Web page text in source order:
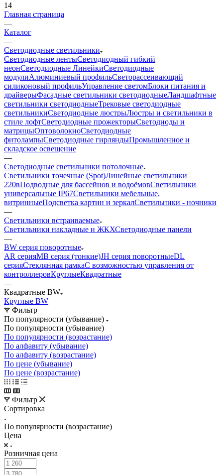
14
Главная страница
—
Каталог
—
Светодиодные светильники
Светодиодные лентыСветодиодный гибкий
неонСветодиодные ЛинейкиСветодиодные
модулиАлюминиевый профильСветорассеивающий
силиконовый профильУправление светомБлоки питания и
драйверыФасадные светильники светодиодныеЛандшафтные
светильники светодиодныеТрековые светодиодные
светильникиСветодиодные люстрыЛюстры и светильники в
стиле лофтСветодиодные прожекторыСветодиоды и
матрицыОптоволокноСветодиодные
фитолампыСветодиодные гирляндыПромышленное и
складское освещение
—
Светодиодные светильники потолочные
Светильники точечные (Spot)Линейные светильники
220вПодводные для бассейнов и водоёмовСветильники
универсальные IP67Светильники мебельные,
витринныеПодсветка картин и зеркалСветильники - ночники
—
Светильники встраиваемые
Светильники накладные и ЖКХСветодиодные панели
—
BW серия поворотные
AR серияMB серия (тонкие)JH серия поворотныеDL
серияСтеклянная рамкаС возможностью управления от
контроллеровКруглыеКвадратные
—
Квадратные BW
Круглые BW
Фильтр
По популярности (убывание)
По популярности (убывание)
По популярности (возрастание)
По алфавиту (убывание)
По алфавиту (возрастание)
По цене (убывание)
По цене (возрастание)
Фильтр
Сортировка
По популярности (возрастание)
Цена
Розничная цена